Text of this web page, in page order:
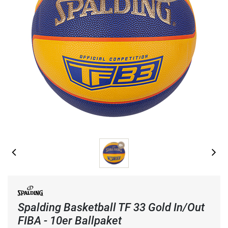
Spalding Basketball TF 33 Gold In/Out
FIBA - 10er Ballpaket